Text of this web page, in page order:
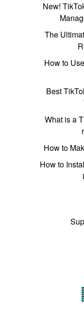
New!
The
How to
Best
What is a
How to
How to